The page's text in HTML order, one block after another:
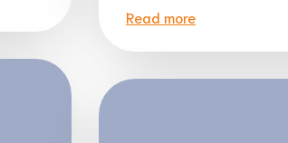
Read more